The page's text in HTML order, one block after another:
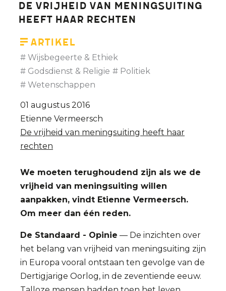
De vrijheid van meningsuiting
heeft haar rechten
Artikel
Wijsbegeerte & Ethiek
Godsdienst & Religie
Politiek
Wetenschappen
01 augustus 2016
Etienne Vermeersch
De vrijheid van meningsuiting heeft haar
rechten
We moeten terughoudend zijn als we de
vrijheid van meningsuiting willen
aanpakken, vindt Etienne Vermeersch.
Om meer dan één reden.
De Standaard - Opinie — De inzichten over
het belang van vrijheid van meningsuiting zijn
in Europa vooral ontstaan ten gevolge van de
Dertigjarige Oorlog, in de zeventiende eeuw.